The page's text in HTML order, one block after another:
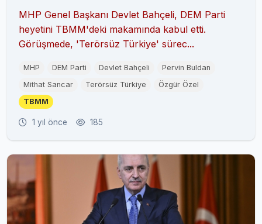
MHP Genel Başkanı Devlet Bahçeli, DEM Parti
heyetini TBMM'deki makamında kabul etti.
Görüşmede, 'Terörsüz Türkiye' sürec...
MHP DEM Parti Devlet Bahçeli
Pervin Buldan
Mithat Sancar
Terörsüz Türkiye
Özgür Özel
TBMM
1 yıl önce 185